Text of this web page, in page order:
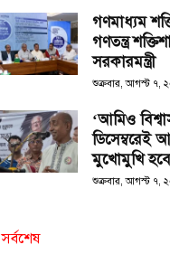
গণমাধ্যম
গণতন্ত্র
সরকারমন্ত্রী
শুক্রবার, আগস্ট ৭,
‘আমিও
ডিসেম্বরেই
মুখোমুখি
শুক্রবার, আগস্ট ৭,
সর্বশেষ